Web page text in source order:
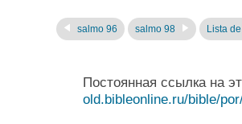
salmo 96 salmo 98 Lista
Постоянная ссылка на
old.bibleonline.ru/bible/